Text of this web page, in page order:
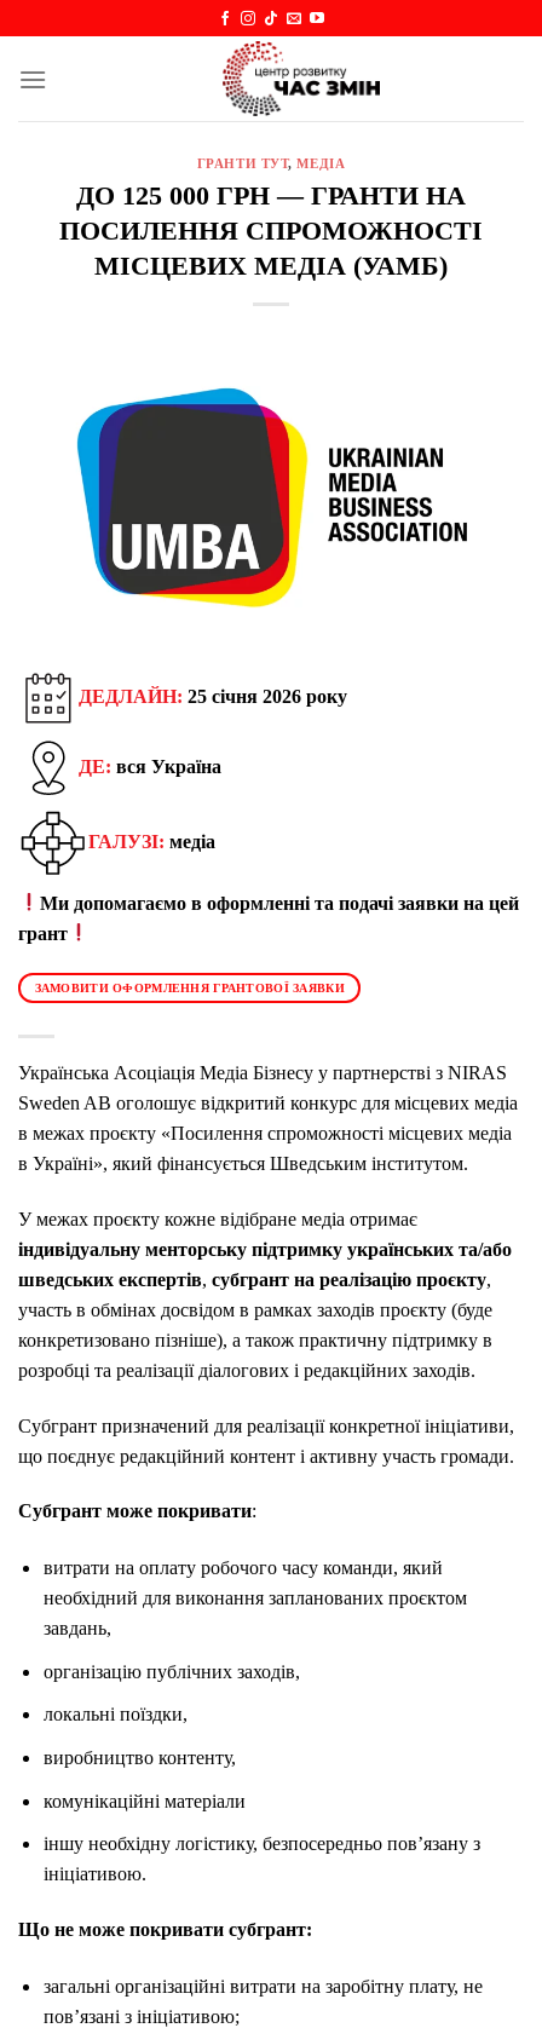
content
ГРАНТИ ТУТ,МЕДІА
ДО 125 000 ГРН — ГРАНТИ НА
ПОСИЛЕННЯ СПРОМОЖНОСТІ
МІСЦЕВИХ МЕДІА (УАМБ)
ДЕДЛАЙН: 25 січня 2026 року
ДЕ: вся Україна
ГАЛУЗІ: медіа
Ми допомагаємо в оформленні та подачі заявки на цей
грант
ЗАМОВИТИ ОФОРМЛЕННЯ ГРАНТОВОЇ ЗАЯВКИ
Українська Асоціація Медіа Бізнесу у партнерстві з NIRAS
Sweden AB оголошує відкритий конкурс для місцевих медіа
в межах проєкту «Посилення спроможності місцевих медіа
в Україні», який фінансується Шведським інститутом.
У межах проєкту кожне відібране медіа отримає
індивідуальну менторську підтримку українських та/або
шведських експертів, субгрант на реалізацію проєкту,
участь в обмінах досвідом в рамках заходів проєкту (буде
конкретизовано пізніше), а також практичну підтримку в
розробці та реалізації діалогових і редакційних заходів.
Субгрант призначений для реалізації конкретної ініціативи,
що поєднує редакційний контент і активну участь громади.
Субгрант може покривати:
витрати на оплату робочого часу команди, який
необхідний для виконання запланованих проєктом
завдань,
організацію публічних заходів,
локальні поїздки,
виробництво контенту,
комунікаційні матеріали
іншу необхідну логістику, безпосередньо пов’язану з
ініціативою.
Що не може покривати субгрант:
загальні організаційні витрати на заробітну плату, не
пов’язані з ініціативою;